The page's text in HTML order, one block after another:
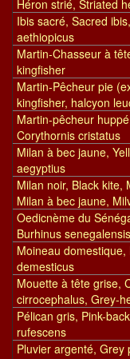
Héron strié, Striated
Ibis sacré, Sacred
aethiopicus
Martin-Chasseur à
kingfisher
Martin-Pêcheur pie
kingfisher, halcyon
Martin-pêcheur
Corythornis cristatus
Milan à bec jaune,
aegyptius
Milan noir, Black kite,
Milan à bec jaune,
Oedicnème du
Burhinus senegalensis
Moineau
demesticus
Mouette à tête grise,
cirrocephalus, Grey-
Pélican gris, Pink-
rufescens
Pluvier argenté, Grey